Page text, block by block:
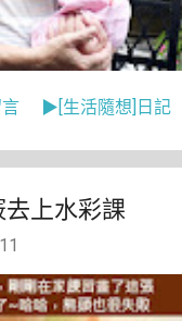
▶[生活隨想]日記
去上水彩課